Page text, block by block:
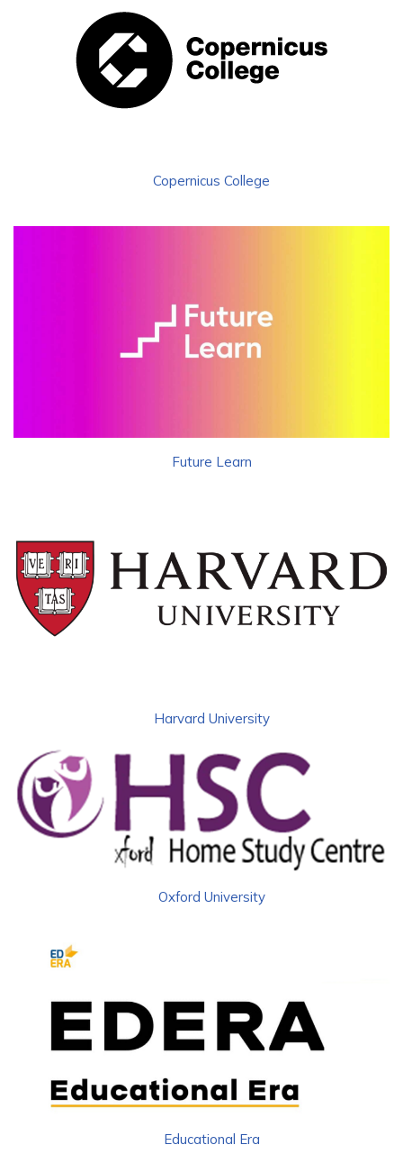
Copernicus College
Future Learn
Harvard University
Oxford University
Educational Era